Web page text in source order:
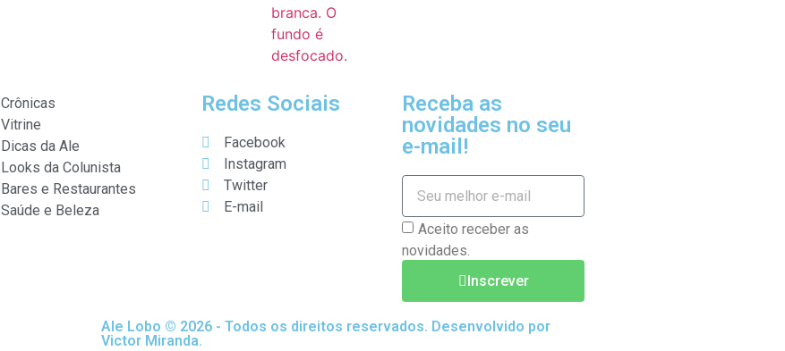
Crônicas
Vitrine
Dicas da Ale
Looks da Colunista
Bares e Restaurantes
Saúde e Beleza
Redes Sociais
Facebook
Instagram
Twitter
E-mail
Receba as
novidades no seu
e-mail!
Aceito receber as
novidades.
Inscrever
Ale Lobo © 2026 - Todos os direitos reservados. Desenvolvido por
Victor Miranda.